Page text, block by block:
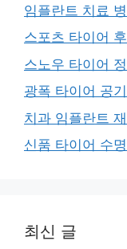
임플란트 치료
스포츠 타이어
스노우 타이어
광폭 타이어 공
치과 임플란트
신품 타이어 수
최신 글